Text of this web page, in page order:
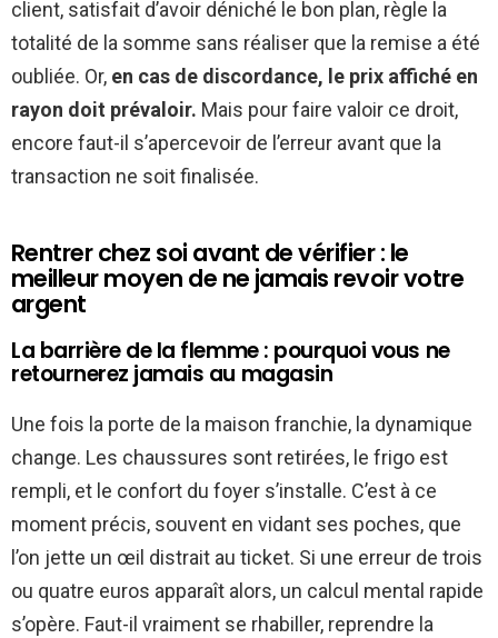
client, satisfait d’avoir déniché le bon plan, règle la
totalité de la somme sans réaliser que la remise a été
oubliée. Or, en cas de discordance, le prix affiché en
rayon doit prévaloir. Mais pour faire valoir ce droit,
encore faut-il s’apercevoir de l’erreur avant que la
transaction ne soit finalisée.
Rentrer chez soi avant de vérifier : le
meilleur moyen de ne jamais revoir votre
argent
La barrière de la flemme : pourquoi vous ne
retournerez jamais au magasin
Une fois la porte de la maison franchie, la dynamique
change. Les chaussures sont retirées, le frigo est
rempli, et le confort du foyer s’installe. C’est à ce
moment précis, souvent en vidant ses poches, que
l’on jette un œil distrait au ticket. Si une erreur de trois
ou quatre euros apparaît alors, un calcul mental rapide
s’opère. Faut-il vraiment se rhabiller, reprendre la